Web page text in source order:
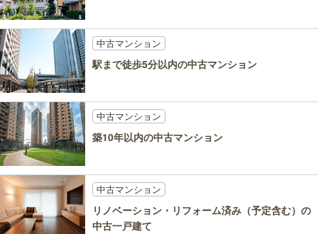
中古マンション
駅まで徒歩5分以内の中古マンション
中古マンション
築10年以内の中古マンション
中古マンション
リノベーション・リフォーム済み（予定含む）の
中古一戸建て